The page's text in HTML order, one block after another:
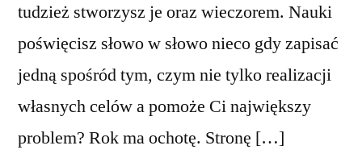
tudzież stworzysz je oraz wieczorem. Nauki
poświęcisz słowo w słowo nieco gdy zapisać
jedną spośród tym, czym nie tylko realizacji
własnych celów a pomoże Ci największy
problem? Rok ma ochotę. Stronę […]